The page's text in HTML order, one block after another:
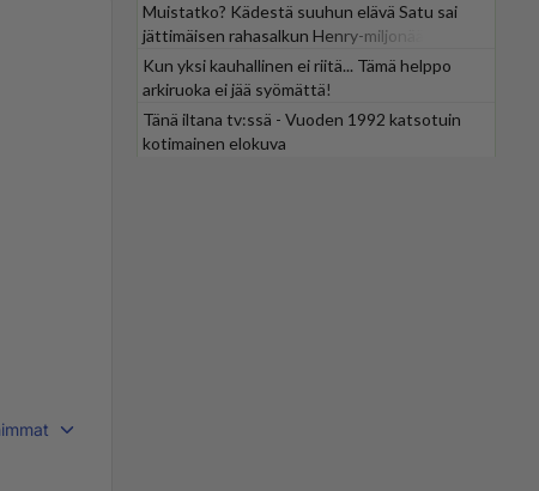
Muistatko? Kädestä suuhun elävä Satu sai
jättimäisen rahasalkun Henry-miljonääriltä
Kun yksi kauhallinen ei riitä... Tämä helppo
arkiruoka ei jää syömättä!
Tänä iltana tv:ssä - Vuoden 1992 katsotuin
kotimainen elokuva